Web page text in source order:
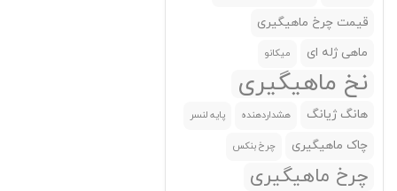
سیماگو
شکسپیر(Shakespear)
شیمانو(Shimano)
کاپیتان(Captain)
قیمت چرخ ماهیگیری
ماهی ژله ای
میکانو
نخ ماهیگیری
هانگ ژیانگ هشداردهنده پایه لنسر
چاک ماهیگیری چرخ بنکس
چرخ ماهیگیری